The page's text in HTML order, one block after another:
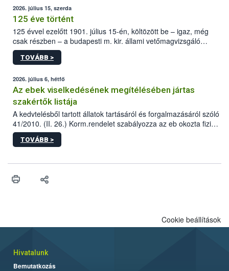
2026. július 15, szerda
125 éve történt
125 évvel ezelőtt 1901. július 15-én, költözött be – igaz, még
csak részben – a budapesti m. kir. állami vetőmagvizsgáló
állomás a Kis Rókus utca 15. szám alatti, Czigler Győző által
tervezett új épületébe.
TOVÁBB >
2026. július 6, hétfő
Az ebek viselkedésének megítélésében jártas
szakértők listája
A kedvtelésből tartott állatok tartásáról és forgalmazásáról szóló
41/2010. (II. 26.) Korm.rendelet szabályozza az eb okozta fizikai
sérülés, illetve ennek veszélye keletkezésekor felmerülő
hatósági feladatokat, valamint a veszélyes eb tartását és annak
vonni az ebek viselkedésének megítélésében jártas szakértőt.
TOVÁBB >
Cookie beállítások
Hivatalunk
Bemutatkozás